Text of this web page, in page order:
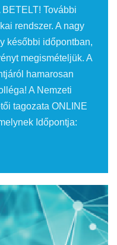
További
rendszer. A nagy
későbbi időpontban,
megismételjük. A
hamarosan
A Nemzeti
tagozata ONLINE
Időpontja: